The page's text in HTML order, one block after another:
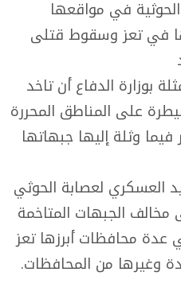
في مواقعها
في تعز وسقوط قتلى
بوزارة الدفاع أن تاخد
على المناطق المحررة
فيما وثلة إليها جبهاتها
العسكري لعصابة الحوثي
مخالف الجبهات المتاخمة
عدة محافظات أبرزها تعز
وغيرها من المحافظات.